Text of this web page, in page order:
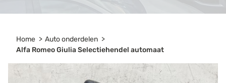
Home
Auto onderdelen
Alfa Romeo Giulia Selectiehendel automaat